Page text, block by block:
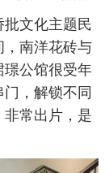
批文化主题民
南洋花砖与
璟公馆很受年
，解锁不同
常出片，是